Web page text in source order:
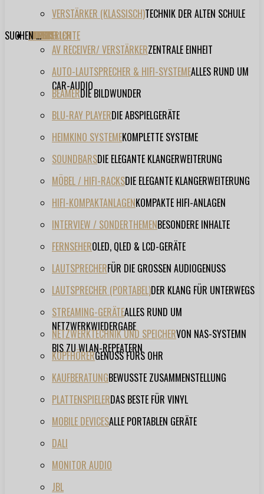
VERSTÄRKER (KLASSISCH)TECHNIK DER ALTEN SCHULE
TESTBERICHTE
AV RECEIVER/ VERSTÄRKERZENTRALE EINHEIT
AUTO-LAUTSPRECHER & HIFI-SYSTEMEALLES RUND UM
CAR-AUDIO
BEAMERDIE BILDWUNDER
BLU-RAY PLAYERDIE ABSPIELGERÄTE
HEIMKINO SYSTEMEKOMPLETTE SYSTEME
SOUNDBARSDIE ELEGANTE KLANGERWEITERUNG
MÖBEL / HIFI-RACKSDIE ELEGANTE KLANGERWEITERUNG
HIFI-KOMPAKTANLAGENKOMPAKTE HIFI-ANLAGEN
INTERVIEW / SONDERTHEMENBESONDERE INHALTE
FERNSEHEROLED, QLED & LCD-GERÄTE
LAUTSPRECHERFÜR DIE GROSSEN AUDIOGENUSS
LAUTSPRECHER (PORTABEL)DER KLANG FÜR UNTERWEGS
STREAMING-GERÄTEALLES RUND UM
NETZWERKWIEDERGABE
NETZWERKTECHNIK UND SPEICHERVON NAS-SYSTEMN
BIS ZU WLAN-REPEATERN
KOPFHÖRERGENUSS FÜRS OHR
KAUFBERATUNGBEWUSSTE ZUSAMMENSTELLUNG
PLATTENSPIELERDAS BESTE FÜR VINYL
MOBILE DEVICESALLE PORTABLEN GERÄTE
FORUM
FILME
VIDEOS
HERSTELLER
DALI
MONITOR AUDIO
JBL
EVENT
SUCHEN ...